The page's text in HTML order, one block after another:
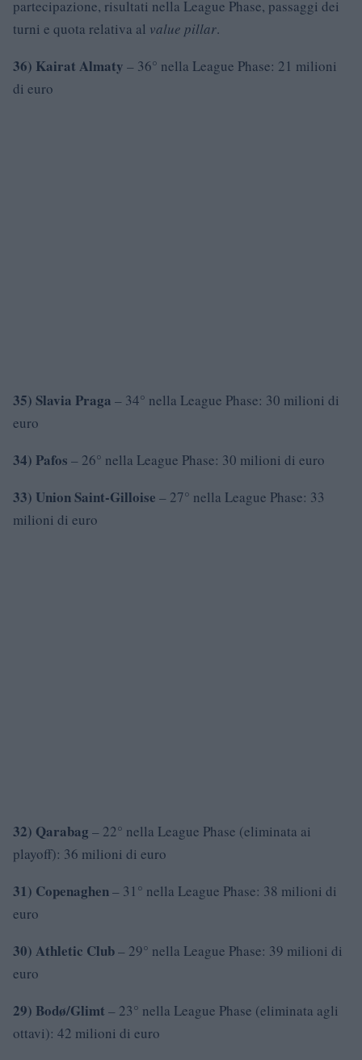
partecipazione, risultati nella League Phase, passaggi dei
turni e quota relativa al value pillar.
36) Kairat Almaty – 36° nella League Phase: 21 milioni
di euro
35) Slavia Praga – 34° nella League Phase: 30 milioni di
euro
34) Pafos – 26° nella League Phase: 30 milioni di euro
33) Union Saint-Gilloise – 27° nella League Phase: 33
milioni di euro
32) Qarabag – 22° nella League Phase (eliminata ai
playoff): 36 milioni di euro
31) Copenaghen– 31° nella League Phase: 38 milioni di
euro
30) Athletic Club– 29° nella League Phase: 39 milioni di
euro
29) Bodø/Glimt – 23° nella League Phase (eliminata agli
ottavi): 42 milioni di euro